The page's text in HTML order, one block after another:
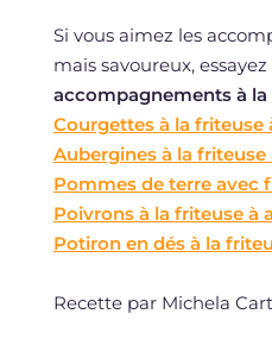
Si vous aimez les
mais savoureux,
accompagnements à la
Courgettes à la friteuse
Aubergines à la friteuse
Pommes de terre avec
Poivrons à la friteuse à
Potiron en dés à la
Recette par Michela